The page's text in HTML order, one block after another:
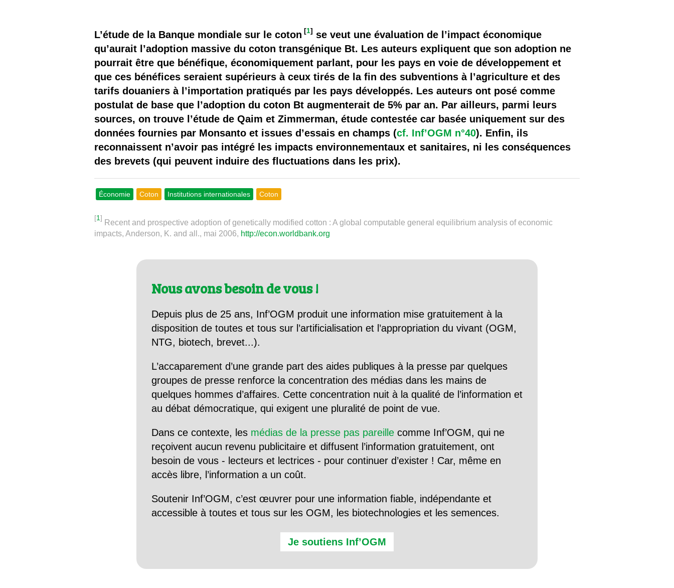
Il y a semence…. et semence
Quels sont les avantages et les inconvénients des OGM ?
L’étude de la Banque mondiale sur le coton [1] se veut une évaluation de l’impact économique
qu’aurait l’adoption massive du coton transgénique Bt. Les auteurs expliquent que son adoption ne
pourrait être que bénéfique, économiquement parlant, pour les pays en voie de développement et
que ces bénéfices seraient supérieurs à ceux tirés de la fin des subventions à l’agriculture et des
tarifs douaniers à l’importation pratiqués par les pays développés. Les auteurs ont posé comme
postulat de base que l’adoption du coton Bt augmenterait de 5% par an. Par ailleurs, parmi leurs
sources, on trouve l’étude de Qaim et Zimmerman, étude contestée car basée uniquement sur des
données fournies par Monsanto et issues d’essais en champs (cf. Inf’OGM n°40). Enfin, ils
reconnaissent n’avoir pas intégré les impacts environnementaux et sanitaires, ni les conséquences
des brevets (qui peuvent induire des fluctuations dans les prix).
Économie Coton Institutions internationales Coton
[1]
Recent and prospective adoption of genetically modified cotton : A global computable general equilibrium analysis of economic
impacts, Anderson, K. and all., mai 2006, http://econ.worldbank.org
Nous avons besoin de vous !
Depuis plus de 25 ans, Inf’OGM produit une information mise gratuitement à la
disposition de toutes et tous sur l’artificialisation et l’appropriation du vivant (OGM,
NTG, biotech, brevet...).
L’accaparement d’une grande part des aides publiques à la presse par quelques
groupes de presse renforce la concentration des médias dans les mains de
quelques hommes d’affaires. Cette concentration nuit à la qualité de l’information et
au débat démocratique, qui exigent une pluralité de point de vue.
Dans ce contexte, les médias de la presse pas pareille comme Inf’OGM, qui ne
reçoivent aucun revenu publicitaire et diffusent l’information gratuitement, ont
besoin de vous - lecteurs et lectrices - pour continuer d’exister ! Car, même en
accès libre, l’information a un coût.
Soutenir Inf’OGM, c’est œuvrer pour une information fiable, indépendante et
accessible à toutes et tous sur les OGM, les biotechnologies et les semences.
Je soutiens Inf’OGM